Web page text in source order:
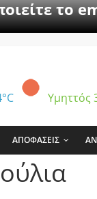
το
Υμηττός
ΑΠΟΦΑΣΕΙΣ